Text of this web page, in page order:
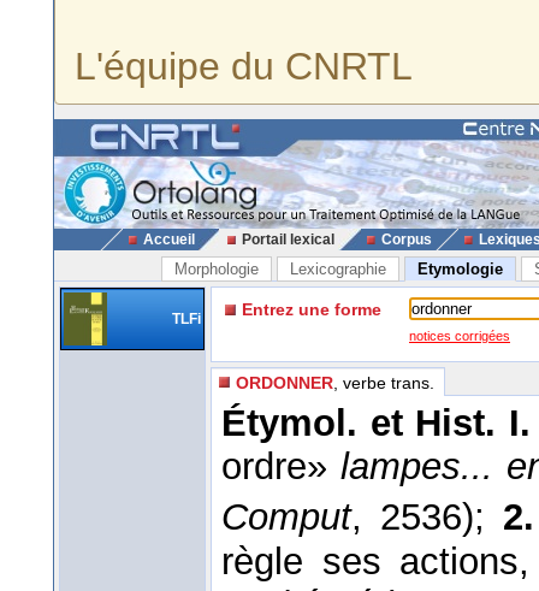
L'équipe du CNRTL
Accueil Portail lexical Corpus
Morphologie Lexicographie Etymologie
TLFi Entrez une forme
notices corrigées
ORDONNER , verbe trans.
Étymol. et Hist. I.
ordre»lampes...
Comput, 2536); 2.
règle ses